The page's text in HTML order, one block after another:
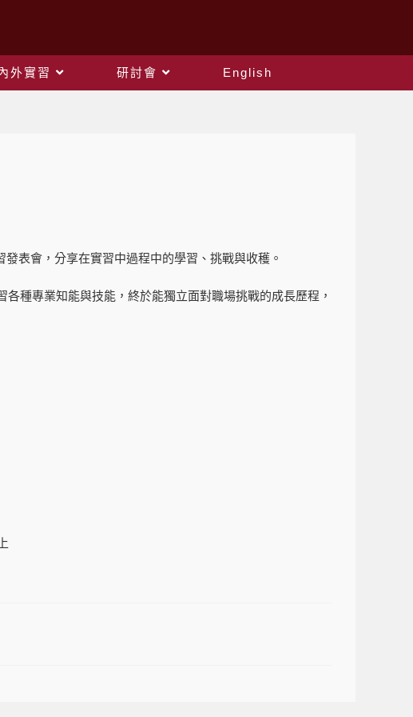
外實習 研討會
English
表會，分享在實習中過程中的學習、挑戰與收穫。
種專業知能與技能，終於能獨立面對職場挑戰的成長歷程，